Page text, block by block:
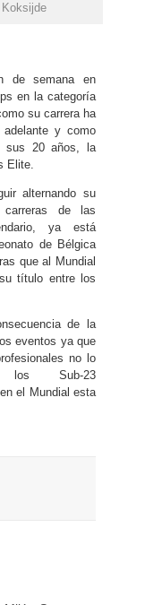
de semana en
en la categoría
su carrera ha
y como
sus 20 años, la
Elite.
alternando su
de las
ya está
de Bélgica
que al Mundial
título entre los
de la
eventos ya que
no lo
los Sub-23
el Mundial esta